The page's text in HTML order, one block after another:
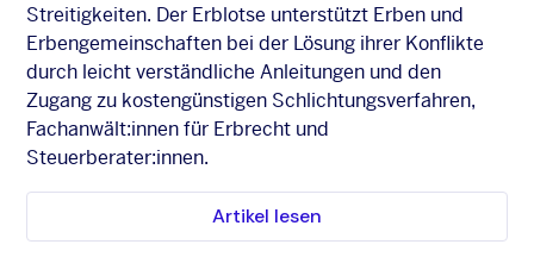
Streitigkeiten. Der Erblotse unterstützt Erben und
Erbengemeinschaften bei der Lösung ihrer Konflikte
durch leicht verständliche Anleitungen und den
Zugang zu kostengünstigen Schlichtungsverfahren,
Fachanwält:innen für Erbrecht und
Steuerberater:innen.
Artikel lesen